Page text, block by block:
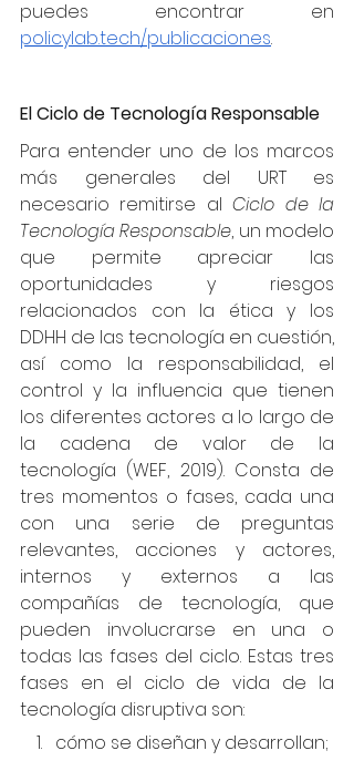
policylab.tech/publicaciones.
El Ciclo de Tecnología Responsable
Para entender uno de los marcos
más generales del URT es
necesario remitirse al Ciclo de la
Tecnología Responsable, un modelo
que permite apreciar las
oportunidades y riesgos
relacionados con la ética y los
DDHH de las tecnología en cuestión,
así como la responsabilidad, el
control y la influencia que tienen
los diferentes actores a lo largo de
la cadena de valor de la
tecnología (WEF, 2019). Consta de
tres momentos o fases, cada una
con una serie de preguntas
relevantes, acciones y actores,
internos y externos a las
compañías de tecnología, que
pueden involucrarse en una o
todas las fases del ciclo. Estas tres
fases en el ciclo de vida de la
tecnología disruptiva son:
cómo se diseñan y desarrollan;